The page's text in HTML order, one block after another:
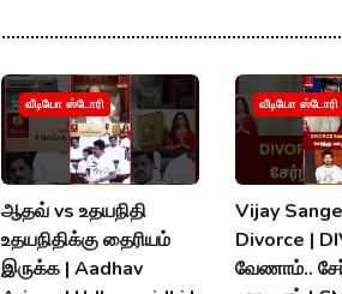
வீடியோ ஸ்டோரி
ஆதவ் vs உதயநிதி
உதயநிதிக்கு தைரியம்
இருக்க | Aadhav
வீடியோ ஸ்டோரி
Vijay
Divorce |
வேணாம்..